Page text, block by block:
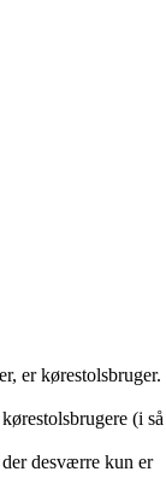
er kørestolsbruger.
(i så
desværre kun er